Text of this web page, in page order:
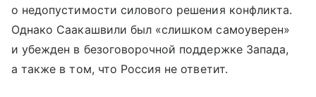
о недопустимости силового решения конфликта.
Однако Саакашвили был «слишком самоуверен»
и убежден в безоговорочной поддержке Запада,
а также в том, что Россия не ответит.